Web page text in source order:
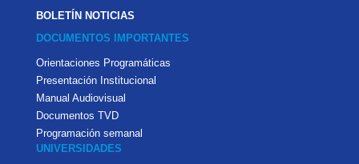
BOLETÍN NOTICIAS
DOCUMENTOS IMPORTANTES
Orientaciones Programáticas
Presentación Institucional
Manual Audiovisual
Documentos TVD
Programación semanal
UNIVERSIDADES